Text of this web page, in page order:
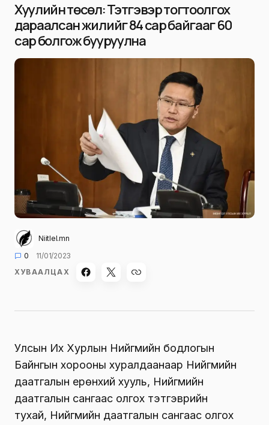
Хуулийн төсөл: Тэтгэвэр тогтоолгох
дараалсан жилийг 84 сар байгааг 60
сар болгож бууруулна
Niitlel.mn
0
11/01/2023
ХУВААЛЦАХ
Улсын Их Хурлын Нийгмийн бодлогын
Байнгын хорооны хуралдаанаар Нийгмийн
даатгалын ерөнхий хууль, Нийгмийн
даатгалын сангаас олгох тэтгэврийн
тухай, Нийгмийн даатгалын сангаас олгох